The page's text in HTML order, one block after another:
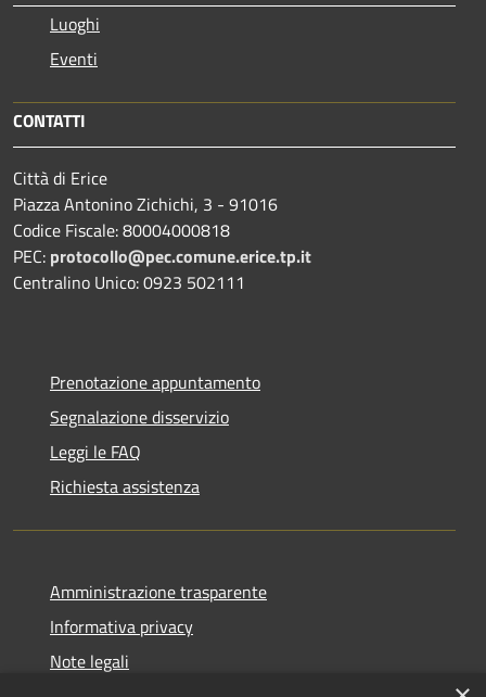
Luoghi
Eventi
CONTATTI
Città di Erice
Piazza Antonino Zichichi, 3 - 91016
Codice Fiscale: 80004000818
PEC: protocollo@pec.comune.erice.tp.it
Centralino Unico: 0923 502111
Prenotazione appuntamento
Segnalazione disservizio
Leggi le FAQ
Richiesta assistenza
Amministrazione trasparente
Informativa privacy
Note legali